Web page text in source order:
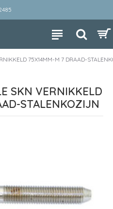
75X14MM-M 7 DRAAD-
SKN VERNIKKELD
STALENKOZIJN